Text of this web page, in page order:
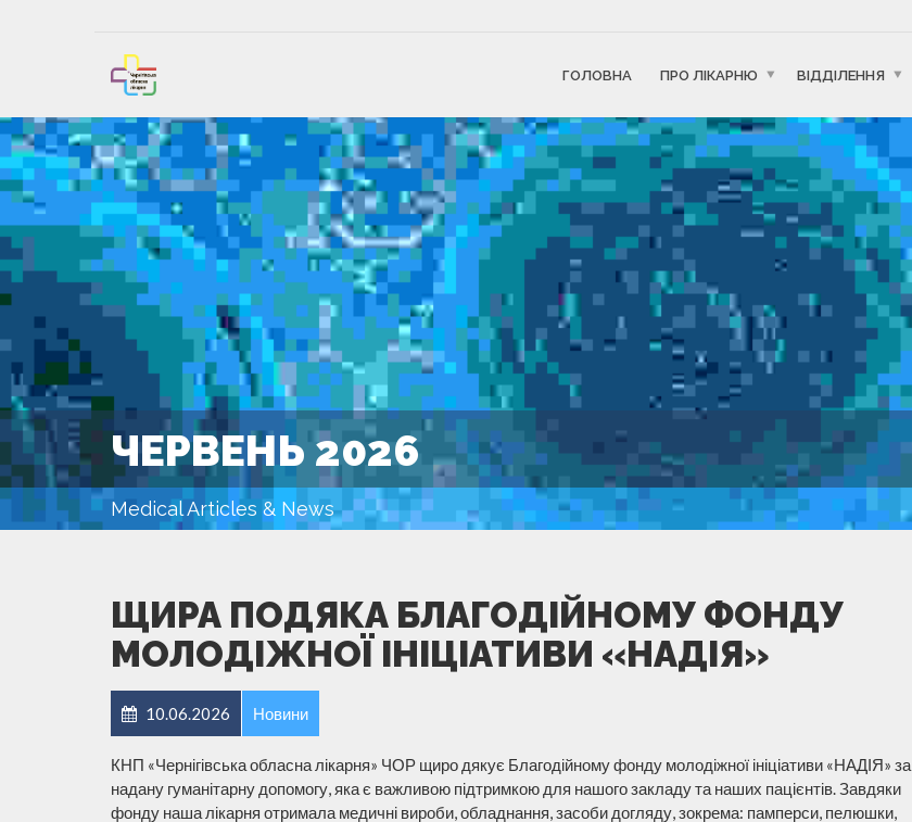
ГОЛОВНА ПРО ЛІКАРНЮ ВІДДІЛЕННЯ
ЧЕРВЕНЬ 2026
Medical Articles & News
ЩИРА ПОДЯКА БЛАГОДІЙНОМУ ФОНДУ
МОЛОДІЖНОЇ ІНІЦІАТИВИ «НАДІЯ»
10.06.2026 Новини
КНП «Чернігівська обласна лікарня» ЧОР щиро дякує Благодійному фонду молодіжної ініціативи «НАДІЯ» за
надану гуманітарну допомогу, яка є важливою підтримкою для нашого закладу та наших пацієнтів. Завдяки
фонду наша лікарня отримала медичні вироби, обладнання, засоби догляду, зокрема: памперси, пелюшки,